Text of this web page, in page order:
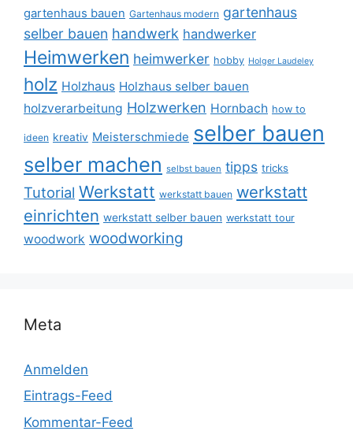
gartenhaus bauen Gartenhaus modern gartenhaus
selber bauen handwerk handwerker
Heimwerken heimwerker hobby Holger Laudeley
holz Holzhaus Holzhaus selber bauen
holzverarbeitung Holzwerken Hornbach how to
ideen kreativ Meisterschmiede selber bauen
selber machen selbst bauen tipps tricks
Tutorial Werkstatt werkstatt bauen werkstatt
einrichten werkstatt selber bauen werkstatt tour
woodwork woodworking
Meta
Anmelden
Eintrags-Feed
Kommentar-Feed